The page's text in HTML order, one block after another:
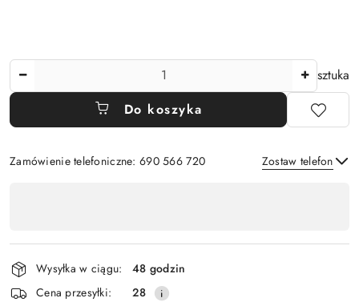
sztuka
Do koszyka
Zamówienie telefoniczne: 690 566 720 Zostaw telefon
płatność
i
dostawa
Wysyłka w ciągu:
48 godzin
Cena przesyłki:
28